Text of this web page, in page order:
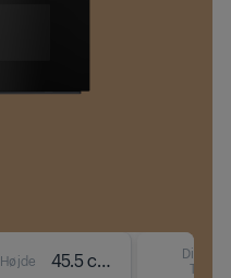
Højde 45.5 cm
Display
Type